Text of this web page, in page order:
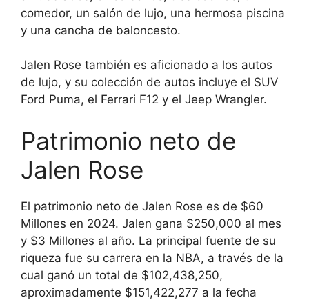
comedor, un salón de lujo, una hermosa piscina
y una cancha de baloncesto.
Jalen Rose también es aficionado a los autos
de lujo, y su colección de autos incluye el SUV
Ford Puma, el Ferrari F12 y el Jeep Wrangler.
Patrimonio neto de
Jalen Rose
El patrimonio neto de Jalen Rose es de $60
Millones en 2024. Jalen gana $250,000 al mes
y $3 Millones al año. La principal fuente de su
riqueza fue su carrera en la NBA, a través de la
cual ganó un total de $102,438,250,
aproximadamente $151,422,277 a la fecha